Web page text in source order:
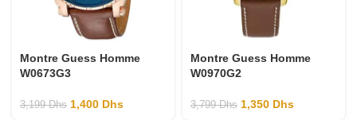
Montre Guess Homme
W0673G3
3,199Dhs 1,400 Dhs
Montre Guess Homme
W0970G2
3,799Dhs 1,350 Dhs